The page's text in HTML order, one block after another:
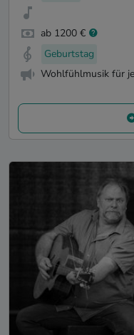
ab 1200 €
Geburtstag
Wohlfühlmusik für